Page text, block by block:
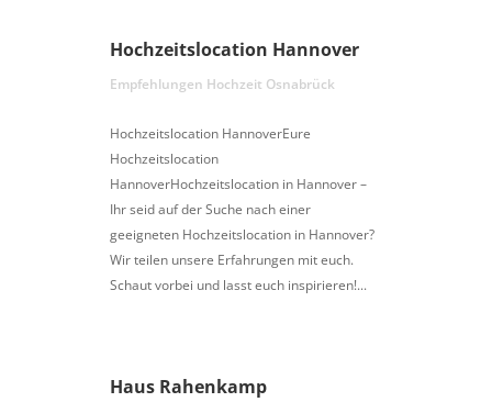
Hochzeitslocation Hannover
Empfehlungen Hochzeit Osnabrück
Hochzeitslocation HannoverEure
Hochzeitslocation
HannoverHochzeitslocation in Hannover –
Ihr seid auf der Suche nach einer
geeigneten Hochzeitslocation in Hannover?
Wir teilen unsere Erfahrungen mit euch.
Schaut vorbei und lasst euch inspirieren!...
Haus Rahenkamp